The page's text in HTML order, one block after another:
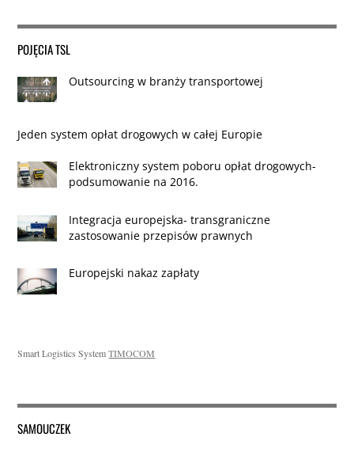
POJĘCIA TSL
Outsourcing w branży transportowej
Jeden system opłat drogowych w całej Europie
Elektroniczny system poboru opłat drogowych-
podsumowanie na 2016.
Integracja europejska- transgraniczne
zastosowanie przepisów prawnych
Europejski nakaz zapłaty
Smart Logistics SystemTIMOCOM
SAMOUCZEK